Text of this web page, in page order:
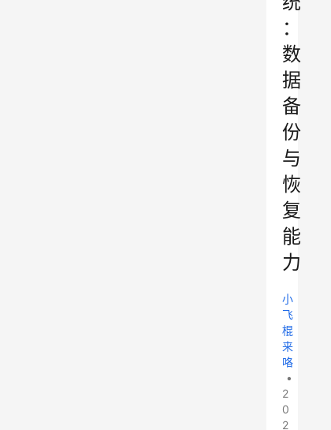
：
数
据
备
份
与
恢
复
能
力
小
飞
棍
来
咯
•
2
0
2